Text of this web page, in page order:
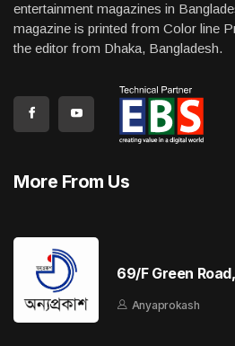
entertainment magazines in
magazine is printed from Color line
the editor from Dhaka, Bangladesh.
More From Us
69/F Green
Anyaprokash